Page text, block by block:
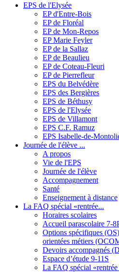
EPS de l'Elysée
EP d'Entre-Bois
EP de Floréal
EP de Mon-Repos
EP Marie Feyler
EP de la Sallaz
EP de Beaulieu
EP de Coteau-Fleuri
EP de Pierrefleur
EPS du Belvédère
EPS des Bergières
EPS de Béthusy
EPS de l'Elysée
EPS de Villamont
EPS C.F. Ramuz
EPS Isabelle-de-
Journée de l'élève ...
A propos
Vie de l'EPS
Journée de l'élève
Accompagnement
Santé
Enseignement à distance
La FAQ spécial «rentrée...
Horaires scolaires
Accueil parascolaire 7-
Options spécifiques
orientées métiers
Devoirs accompagnés
Espace d’étude 9-11S
La FAQ spécial «rentrée